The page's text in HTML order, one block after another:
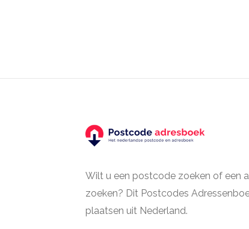
Wilt u een postcode zoeken of een
zoeken? Dit Postcodes
plaatsen uit Nederland.